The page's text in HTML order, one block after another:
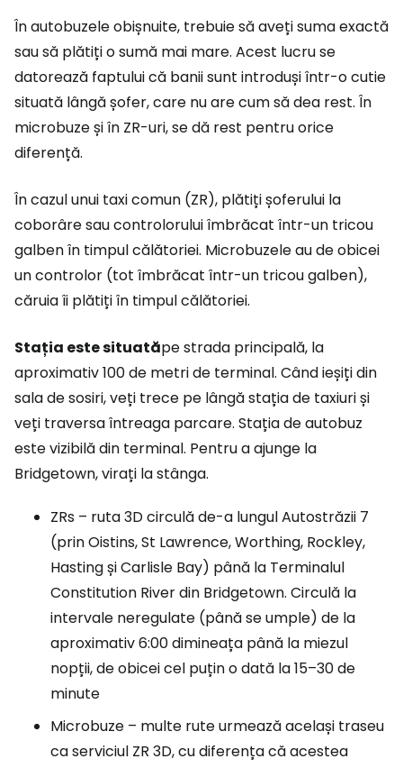
În autobuzele obișnuite, trebuie să aveți suma exactă
sau să plătiți o sumă mai mare. Acest lucru se
datorează faptului că banii sunt introduși într-o cutie
situată lângă șofer, care nu are cum să dea rest. În
microbuze și în ZR-uri, se dă rest pentru orice
diferență.
În cazul unui taxi comun (ZR), plătiți șoferului la
coborâre sau controlorului îmbrăcat într-un tricou
galben în timpul călătoriei. Microbuzele au de obicei
un controlor (tot îmbrăcat într-un tricou galben),
căruia îi plătiți în timpul călătoriei.
Stația este situatăpe strada principală, la
aproximativ 100 de metri de terminal. Când ieșiți din
sala de sosiri, veți trece pe lângă stația de taxiuri și
veți traversa întreaga parcare. Stația de autobuz
este vizibilă din terminal. Pentru a ajunge la
Bridgetown, virați la stânga.
ZRs – ruta 3D circulă de-a lungul Autostrăzii 7
(prin Oistins, St Lawrence, Worthing, Rockley,
Hasting și Carlisle Bay) până la Terminalul
Constitution River din Bridgetown. Circulă la
intervale neregulate (până se umple) de la
aproximativ 6:00 dimineața până la miezul
nopții, de obicei cel puțin o dată la 15–30 de
minute
Microbuze – multe rute urmează același traseu
ca serviciul ZR 3D, cu diferența că acestea